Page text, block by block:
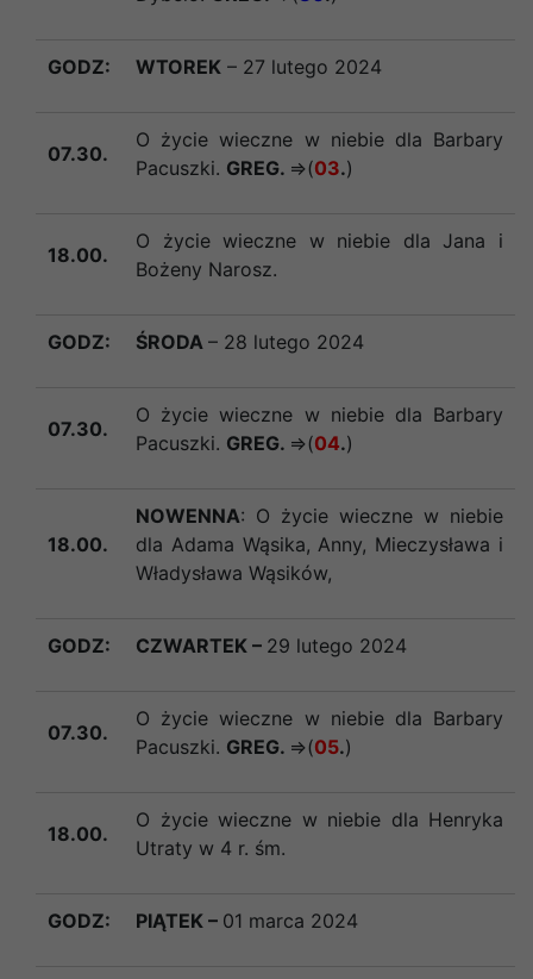
GODZ: WTOREK – 27 lutego 2024
07.30.
O życie wieczne w niebie dla Barbary
Pacuszki. GREG. =>(03.)
18.00.
O życie wieczne w niebie dla Jana i
Bożeny Narosz.
GODZ: ŚRODA – 28 lutego 2024
07.30.
O życie wieczne w niebie dla Barbary
Pacuszki. GREG. =>(04.)
18.00.
NOWENNA: O życie wieczne w niebie
dla Adama Wąsika, Anny, Mieczysława i
Władysława Wąsików,
GODZ: CZWARTEK – 29 lutego 2024
07.30.
O życie wieczne w niebie dla Barbary
Pacuszki. GREG. =>(05.)
18.00.
O życie wieczne w niebie dla Henryka
Utraty w 4 r. śm.
GODZ: PIĄTEK – 01 marca 2024